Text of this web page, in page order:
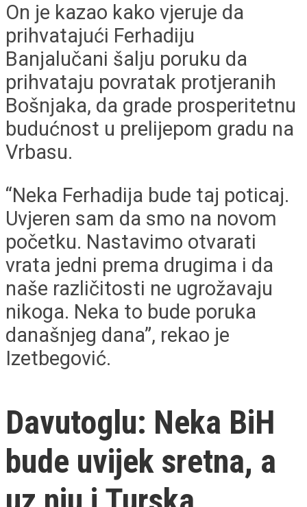
On je kazao kako vjeruje da
prihvatajući Ferhadiju
Banjalučani šalju poruku da
prihvataju povratak protjeranih
Bošnjaka, da grade prosperitetnu
budućnost u prelijepom gradu na
Vrbasu.
“Neka Ferhadija bude taj poticaj.
Uvjeren sam da smo na novom
početku. Nastavimo otvarati
vrata jedni prema drugima i da
naše različitosti ne ugrožavaju
nikoga. Neka to bude poruka
današnjeg dana”, rekao je
Izetbegović.
Davutoglu: Neka BiH
bude uvijek sretna, a